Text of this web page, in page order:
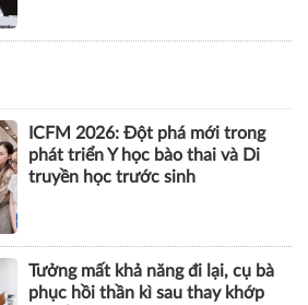
ICFM 2026: Đột phá mới trong
phát triển Y học bào thai và Di
truyền học trước sinh
Tưởng mất khả năng đi lại, cụ bà
phục hồi thần kì sau thay khớp